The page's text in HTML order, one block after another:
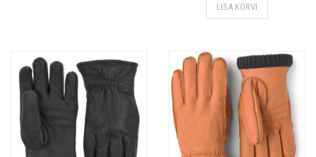
be
LISA KORVI